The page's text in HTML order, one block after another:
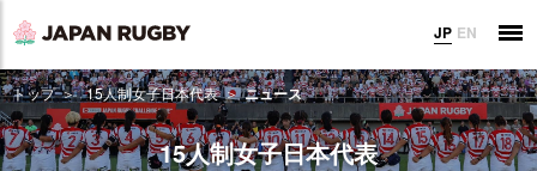
JP EN
トップ 15人制女子日本代表 ニュース
15人制女子日本代表